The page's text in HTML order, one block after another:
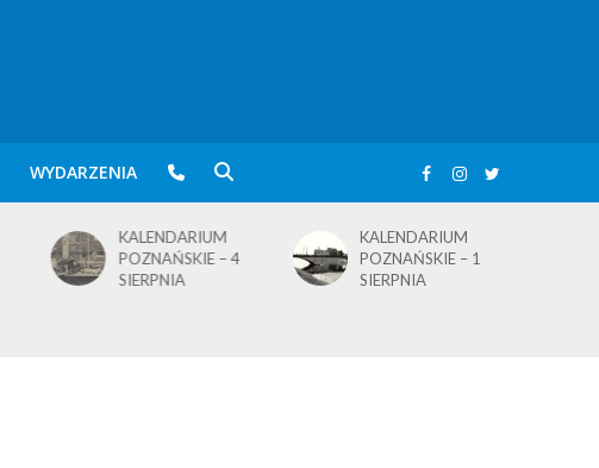
WYDARZENIA
KALENDARIUM
POZNAŃSKIE – 4
SIERPNIA
KALENDARIUM
POZNAŃSKIE – 1
SIERPNIA